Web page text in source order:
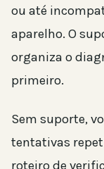
ou até
aparelho. O
organiza o
primeiro.
Sem suporte,
tentativas
roteiro de